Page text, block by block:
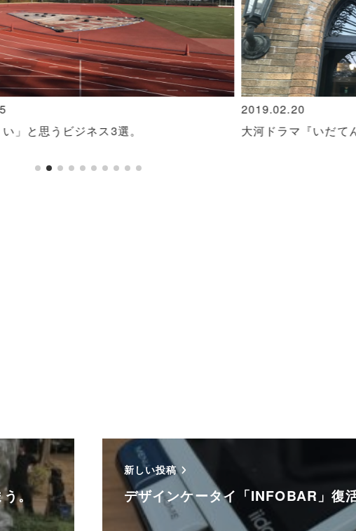
」と思うビジネス3選。
2019.02.20
大河ドラマ『いだて
う。
新しい投稿
デザインケータイ「INFOBAR」復